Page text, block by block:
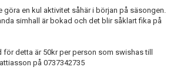
göra en kul aktivitet såhär i början på säsongen.
simhall är bokad och det blir såklart fika på
för detta är 50kr per person som swishas till
på 0737342735